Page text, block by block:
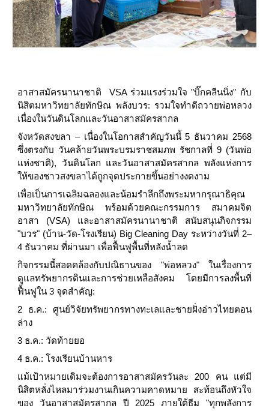
อาสาสมัครนานาชาติ VSA ร่วมแรงร่วมใจ "บิ๊กคลีนนิ่ง" กับ
นิสิตมหาวิทยาลัยทักษิณ พลังบวร: รวมใจทำดีถวายพ่อหลวง
เนื่องในวันดินโลกและวันอาสาสมัครสากล
จังหวัดสงขลา – เนื่องในโอกาสสำคัญวันนี้ 5 ธันวาคม 2568
ซึ่งตรงกับ วันคล้ายวันพระบรมราชสมภพ รัชกาลที่ 9 (วันพ่อ
แห่งชาติ), วันดินโลก และวันอาสาสมัครสากล พลังแห่งการ
ให้ของชาวสงขลาได้ถูกจุดประกายขึ้นอย่างงดงาม
เพื่อเป็นการเฉลิมฉลองและน้อมรำลึกถึงพระมหากรุณาธิคุณ
มหาวิทยาลัยทักษิณ พร้อมด้วยคณะกรรมการ สมาคมจิต
อาสา (VSA) และอาสาสมัครนานาชาติ สนับสนุนกิจกรรม
"บวร" (บ้าน-วัด-โรงเรียน) Big Cleaning Day ระหว่างวันที่ 2–
4 ธันวาคม ที่ผ่านมา เพื่อฟื้นฟูพื้นที่หลังน้ำลด
กิจกรรมนี้สอดคล้องกับปณิธานของ "พ่อหลวง" ในเรื่องการ
ดูแลทรัพยากรดินและการช่วยเหลือสังคม โดยมีการลงพื้นที่
ฟื้นฟูใน 3 จุดสำคัญ:
2 ธ.ค.: ศูนย์วิจัยทรัพยากรทางทะเลและชายฝั่งอ่าวไทยตอน
ล่าง
3 ธ.ค.: วัดท้ายยอ
4 ธ.ค.: โรงเรียนบ้านหาร
แม้เป้าหมายเดิมจะต้องการอาสาสมัครวันละ 200 คน แต่มี
นิสิตหลั่งไหลมาร่วมงานเกินความคาดหมาย สะท้อนถึงหัวใจ
ของ วันอาสาสมัครสากล ปี 2025 ภายใต้ธีม "ทุกพลังการ